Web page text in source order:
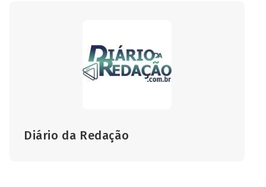
Diário da Redação